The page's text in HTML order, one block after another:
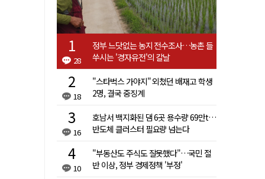
28
정부 느닷없는 농지 전수조사…농촌 들
쑤시는 '경자유전'의 칼날
18
"스타벅스 가야지" 외쳤던 배재고 학생
2명, 결국 중징계
16
호남서 백지화된 댐 6곳 용수량 69만t…
반도체 클러스터 필요량 넘는다
10
"부동산도 주식도 잘못했다"…국민 절
반 이상, 정부 경제정책 '부정'